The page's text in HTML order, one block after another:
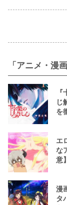
「アニメ・漫
じ
を
エ
な
意】
漫
タ